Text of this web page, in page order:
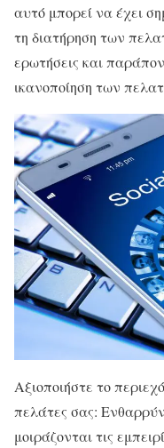
αυτό μπορεί να έχει
τη διατήρηση των
ερωτήσεις και
ικανοποίηση των
Αξιοποιήστε το
πελάτες σας:
μοιράζονται τις